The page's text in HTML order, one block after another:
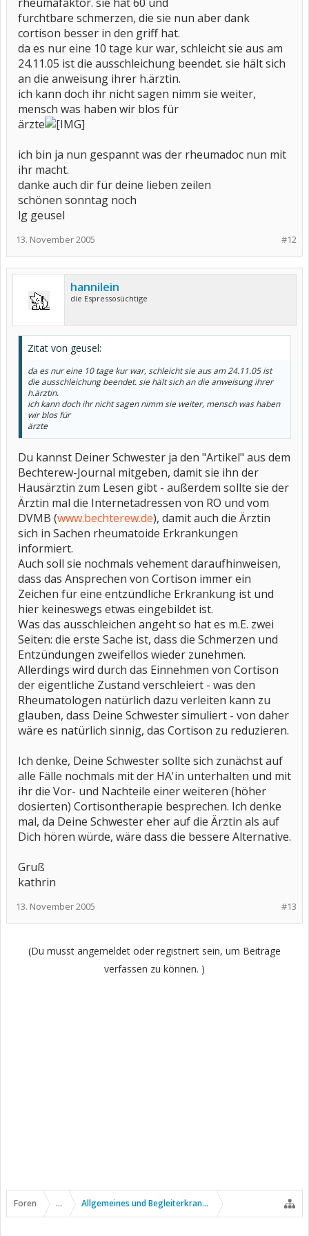
Liebe Grüße von
Monsti
furchtbare schmerzen, die sie nun aber dank
cortison besser in den griff hat.
da es nur eine 10 tage kur war, schleicht sie aus am
24.11.05 ist die ausschleichung beendet. sie hält sich
an die anweisung ihrer h.ärztin.
ich kann doch ihr nicht sagen nimm sie weiter,
mensch was haben wir blos für
ärzte
ich bin ja nun gespannt was der rheumadoc nun mit
ihr macht.
danke auch dir für deine lieben zeilen
schönen sonntag noch
lg geusel
#12
13. November 2005
hannilein
die Espressosüchtige
Zitat von geusel:
da es nur eine 10 tage kur war, schleicht sie aus am 24.11.05 ist
die ausschleichung beendet. sie hält sich an die anweisung ihrer
h.ärztin.
ich kann doch ihr nicht sagen nimm sie weiter, mensch was haben
wir blos für
ärzte
Du kannst Deiner Schwester ja den "Artikel" aus dem
Bechterew-Journal mitgeben, damit sie ihn der
Hausärztin zum Lesen gibt - außerdem sollte sie der
Ärztin mal die Internetadressen von RO und vom
DVMB (www.bechterew.de), damit auch die Ärztin
sich in Sachen rheumatoide Erkrankungen
informiert.
Auch soll sie nochmals vehement daraufhinweisen,
dass das Ansprechen von Cortison immer ein
Zeichen für eine entzündliche Erkrankung ist und
hier keineswegs etwas eingebildet ist.
Was das ausschleichen angeht so hat es m.E. zwei
Seiten: die erste Sache ist, dass die Schmerzen und
Entzündungen zweifellos wieder zunehmen.
Allerdings wird durch das Einnehmen von Cortison
der eigentliche Zustand verschleiert - was den
Rheumatologen natürlich dazu verleiten kann zu
glauben, dass Deine Schwester simuliert - von daher
wäre es natürlich sinnig, das Cortison zu reduzieren.
Ich denke, Deine Schwester sollte sich zunächst auf
alle Fälle nochmals mit der HA'in unterhalten und mit
ihr die Vor- und Nachteile einer weiteren (höher
dosierten) Cortisontherapie besprechen. Ich denke
mal, da Deine Schwester eher auf die Ärztin als auf
Dich hören würde, wäre dass die bessere Alternative.
Gruß
kathrin
#13
13. November 2005
(Du musst angemeldet oder registriert sein, um Beiträge
verfassen zu können. )
Foren ... Allgemeines und Begleiterkrankungen